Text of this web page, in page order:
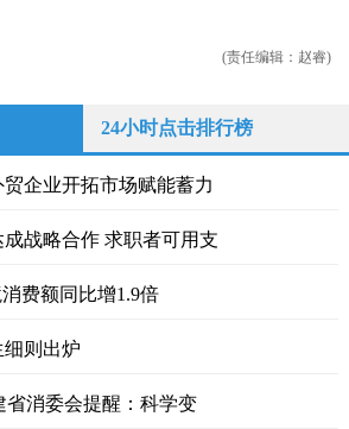
(责任编辑：赵睿)
24小时点击排行榜
企业开拓市场赋能蓄力
战略合作 求职者可用支
费额同比增1.9倍
细则出炉
省消委会提醒：科学变